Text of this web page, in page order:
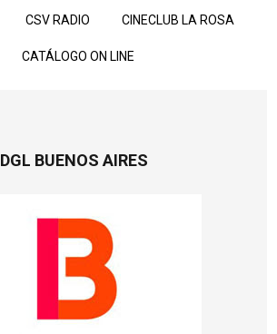
CSV RADIO CINECLUB LA ROSA
CATÁLOGO ON LINE
DGL BUENOS AIRES